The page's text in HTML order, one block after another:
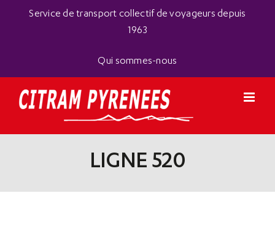
Service de transport collectif de voyageurs depuis
1963
Qui sommes-nous
LIGNE 520
Panneau de gestion des cookies